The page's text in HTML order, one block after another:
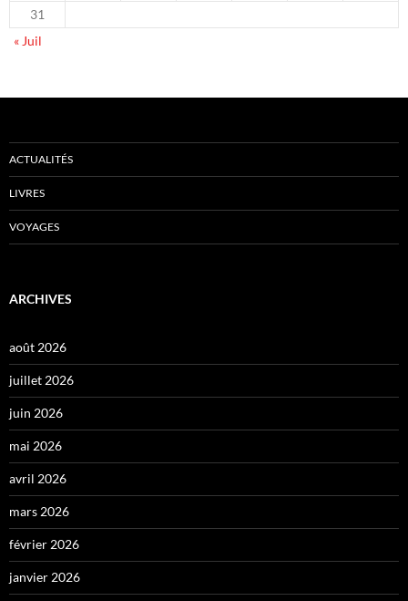
31
« Juil
ACTUALITÉS
LIVRES
VOYAGES
ARCHIVES
août 2026
juillet 2026
juin 2026
mai 2026
avril 2026
mars 2026
février 2026
janvier 2026